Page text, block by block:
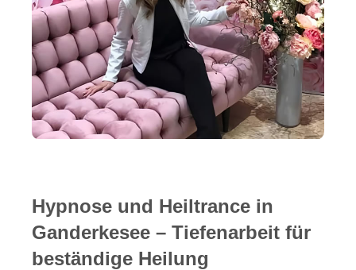
Hypnose und Heiltrance in
Ganderkesee – Tiefenarbeit für
beständige Heilung